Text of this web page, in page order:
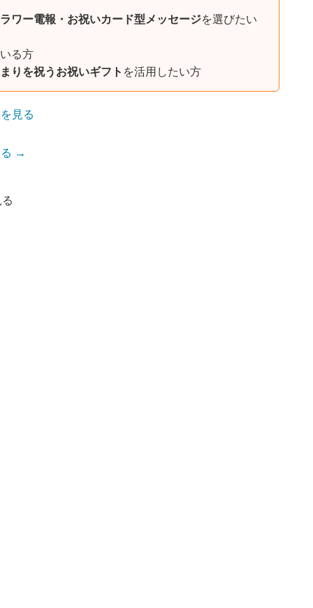
ワー電報・お祝いカード型メッセージを選びたい
る方
りを祝うお祝いギフト を活用したい方
見る
る →